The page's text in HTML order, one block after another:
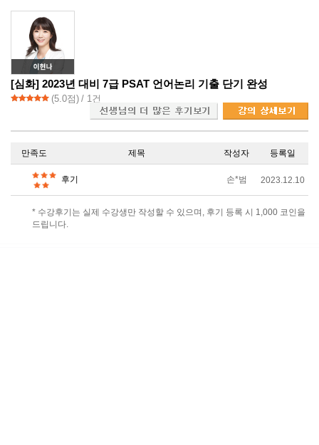
[심화] 2023년 대비 7급 PSAT 언어논리 기출 단기 완성
(5.0점) / 1건
만족도 제목 작성자 등록일
후기 손*범 2023.12.10
* 수강후기는 실제 수강생만 작성할 수 있으며, 후기 등록 시 1,000 코인을
드립니다.